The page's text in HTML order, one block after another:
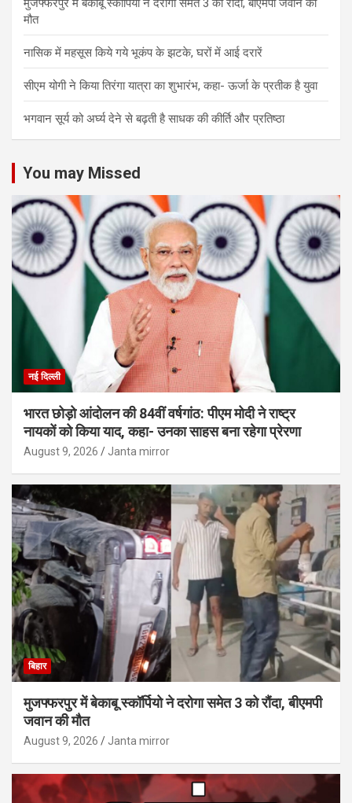
मुजफ्फरपुर में बेकाबू स्कॉर्पियो ने दरोगा समेत 3 को रौंदा, बीएमपी जवान की
मौत
नासिक में महसूस किये गये भूकंप के झटके, घरों में आई दरारें
सीएम योगी ने किया तिरंगा यात्रा का शुभारंभ, कहा- ऊर्जा के प्रतीक है युवा
भगवान सूर्य को अर्घ्य देने से बढ़ती है साधक की कीर्ति और प्रतिष्ठा
You may Missed
नई दिल्ली
भारत छोड़ो आंदोलन की 84वीं वर्षगांठ: पीएम मोदी ने राष्ट्र
नायकों को किया याद, कहा- उनका साहस बना रहेगा प्रेरणा
August 9, 2026 Janta mirror
बिहार
मुजफ्फरपुर में बेकाबू स्कॉर्पियो ने दरोगा समेत 3 को रौंदा, बीएमपी
जवान की मौत
August 9, 2026 Janta mirror